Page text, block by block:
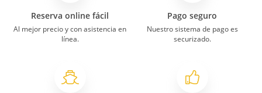
Reserva online fácil
Al mejor precio y con asistencia en
línea.
Pago seguro
Nuestro sistema de pago es
securizado.